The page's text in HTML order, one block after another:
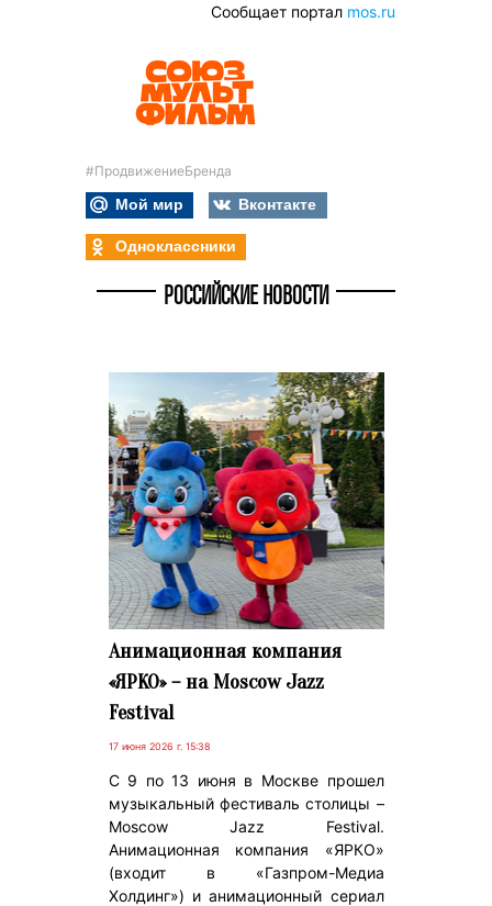
Сообщает портал mos.ru
#ПродвижениеБренда
Мой мир
Вконтакте
Одноклассники
РОССИЙСКИЕ НОВОСТИ
Анимационная компания
«ЯРКО» – на Moscow Jazz
Festival
17 июня 2026 г. 15:38
C 9 по 13 июня в Москве прошел
музыкальный фестиваль столицы –
Moscow Jazz Festival.
Анимационная компания «ЯРКО»
(входит в «Газпром-Медиа
Холдинг») и анимационный сериал